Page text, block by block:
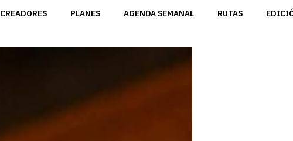
CREADORES PLANES AGENDA SEMANAL RUTAS